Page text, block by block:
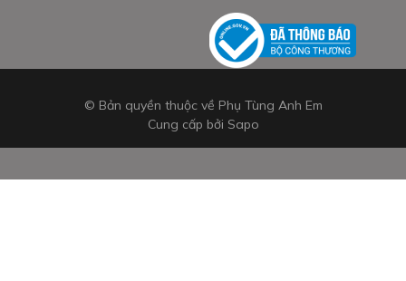
© Bản quyền thuộc về Phụ Tùng Anh Em
Cung cấp bởi Sapo